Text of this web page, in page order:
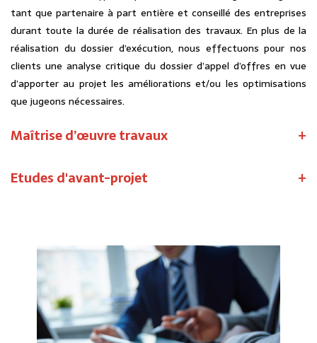
tant que partenaire à part entière et conseillé des entreprises
durant toute la durée de réalisation des travaux. En plus de la
réalisation du dossier d’exécution, nous effectuons pour nos
clients une analyse critique du dossier d’appel d’offres en vue
d’apporter au projet les améliorations et/ou les optimisations
que jugeons nécessaires.
Maîtrise d’œuvre travaux
Etudes d'avant-projet